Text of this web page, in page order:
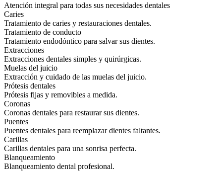
Atención integral para todas sus necesidades dentales
Caries
Tratamiento de caries y restauraciones dentales.
Tratamiento de conducto
Tratamiento endodóntico para salvar sus dientes.
Extracciones
Extracciones dentales simples y quirúrgicas.
Muelas del juicio
Extracción y cuidado de las muelas del juicio.
Prótesis dentales
Prótesis fijas y removibles a medida.
Coronas
Coronas dentales para restaurar sus dientes.
Puentes
Puentes dentales para reemplazar dientes faltantes.
Carillas
Carillas dentales para una sonrisa perfecta.
Blanqueamiento
Blanqueamiento dental profesional.